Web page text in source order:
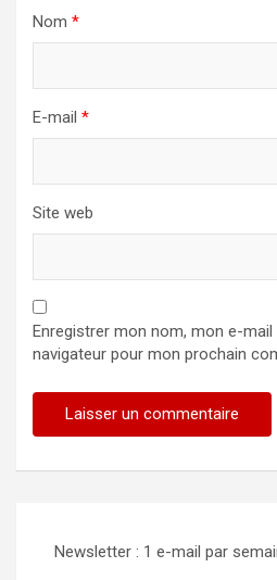
Nom *
E-mail *
Site web
Enregistrer mon nom, mon e-
navigateur pour mon prochain
Newsletter : 1 e-mail par